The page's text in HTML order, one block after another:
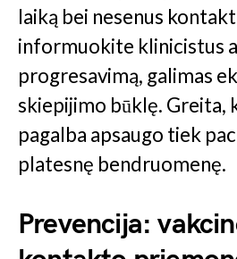
laiką bei nesenus
informuokite klinicistus
progresavimą, galimas
skiepijimo būklę. Greita,
pagalba apsaugo tiek
platesnę bendruomenę.
Prevencija: